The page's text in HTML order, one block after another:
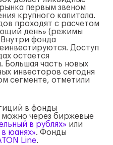
первым звеном
крупного капитала.
проходят с расчетом
день» (режимы
Внутри фонда
Доступ
остается
Большая часть новых
инвесторов сегодня
сегменте, отметили
в фонды
через биржевые
в рублях» или
юанях». Фонды
Line.